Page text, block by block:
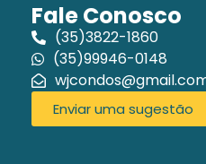
Fale Conosco
(35)3822-1860
(35)99946-0148
Enviar uma sugestão